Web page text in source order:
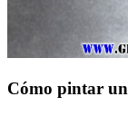
Cómo pintar